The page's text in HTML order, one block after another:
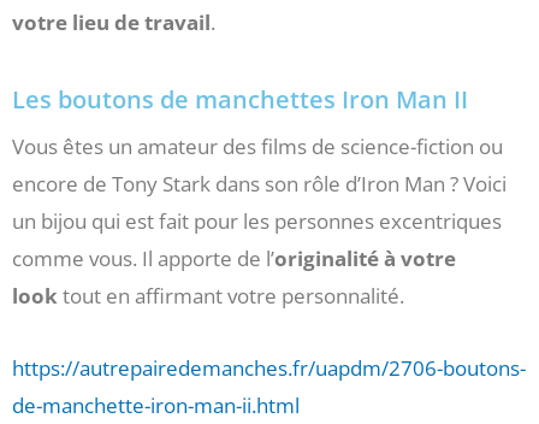
votre lieu de travail.
Les boutons de manchettes Iron Man II
Vous êtes un amateur des films de science-fiction ou
encore de Tony Stark dans son rôle d’Iron Man ? Voici
un bijou qui est fait pour les personnes excentriques
comme vous. Il apporte de l’originalité à votre
look tout en affirmant votre personnalité.
https://autrepairedemanches.fr/uapdm/2706-boutons-
de-manchette-iron-man-ii.html